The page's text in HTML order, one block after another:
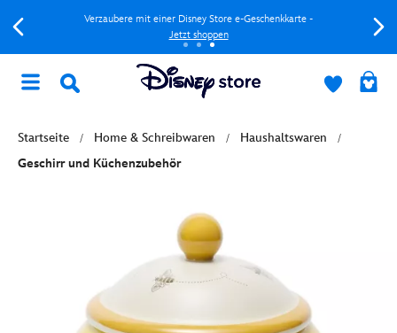
Verzaubere mit einer Disney Store e-Geschenkkarte -
Jetzt shoppen
Startseite Home & Schreibwaren
Haushaltswaren
Geschirr und Küchenzubehör